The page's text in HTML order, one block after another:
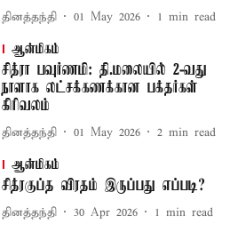
தினத்தந்தி 01 May 2026 1 min read
ஆன்மிகம்
சித்ரா பவுர்ணமி: தி.மலையில் 2-வது
நாளாக லட்சக்கணக்கான பக்தர்கள்
கிரிவலம்
தினத்தந்தி 01 May 2026 2 min read
ஆன்மிகம்
சித்ரகுப்த விரதம் இருப்பது எப்படி?
தினத்தந்தி 30 Apr 2026 1 min read